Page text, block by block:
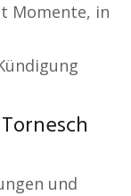
Momente, in
und